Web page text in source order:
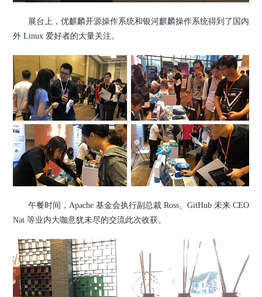
展台上，优麒麟开源操作系统和银河麒麟操作系统得到了国内
外 Linux 爱好者的大量关注。
午餐时间，Apache 基金会执行副总裁 Ross、GitHub 未来 CEO
Nat 等业内大咖意犹未尽的交流此次收获。